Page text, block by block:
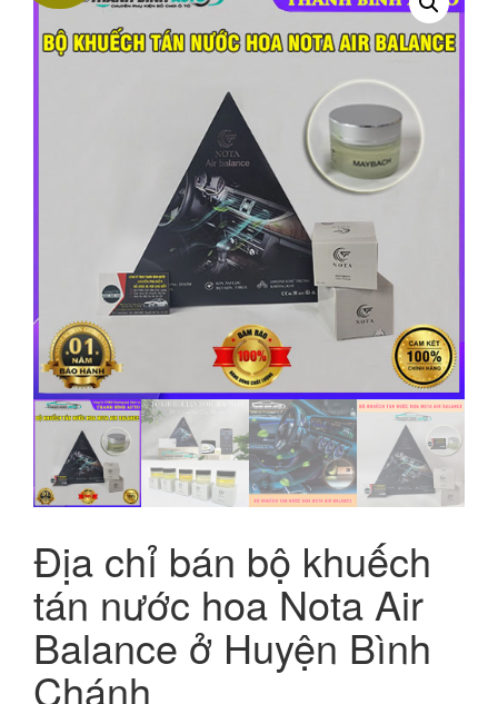
Địa chỉ bán bộ khuếch
tán nước hoa Nota Air
Balance ở Huyện Bình
Chánh